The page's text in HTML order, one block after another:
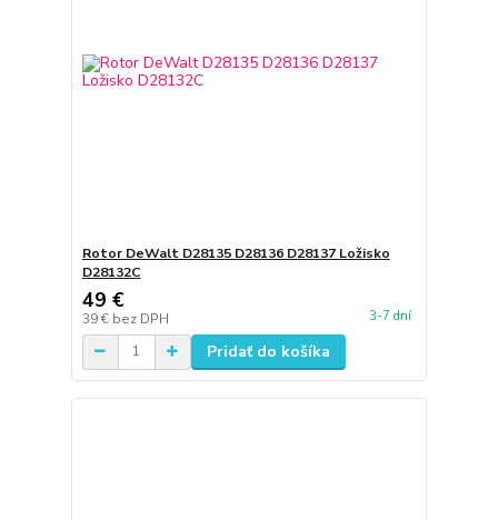
Rotor DeWalt D28135 D28136 D28137 Ložisko
D28132C
49 €
39 € bez DPH 3-7 dní
Pridať do košíka